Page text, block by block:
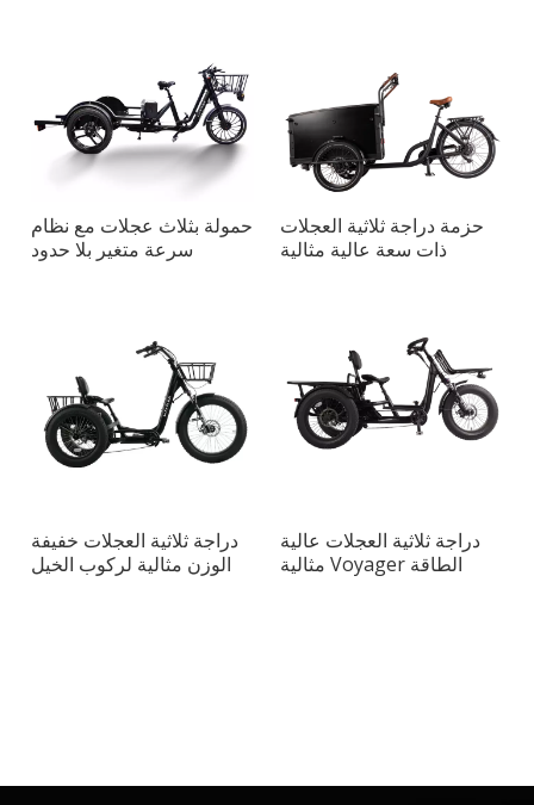
حزمة دراجة ثلاثية العجلات
ذات سعة عالية مثالية
حمولة بثلاث عجلات مع نظام
سرعة متغير بلا حدود
دراجة ثلاثية العجلات عالية
الطاقة Voyager مثالية
دراجة ثلاثية العجلات خفيفة
الوزن مثالية لركوب الخيل